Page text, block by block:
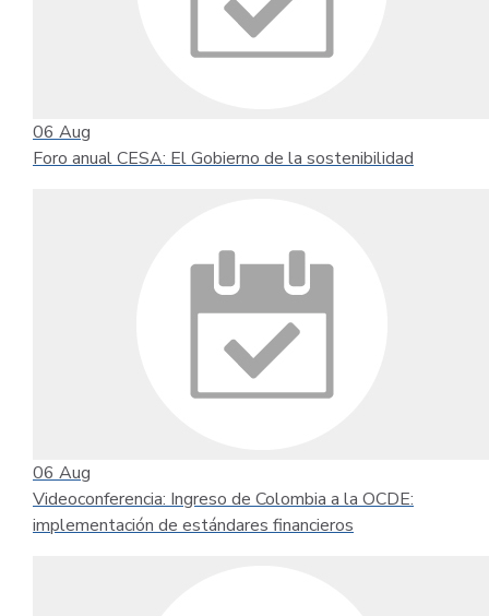
06 Aug
Foro anual CESA: El Gobierno de la sostenibilidad
06 Aug
Videoconferencia: Ingreso de Colombia a la OCDE:
implementación de estándares financieros